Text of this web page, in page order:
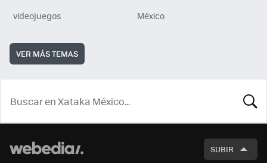
videojuegos
México
VER MÁS TEMAS
SUBIR